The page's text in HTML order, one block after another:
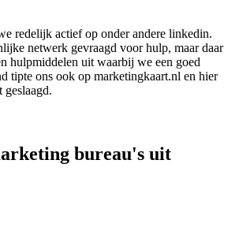
redelijk actief op onder andere linkedin.
netwerk gevraagd voor hulp, maar daar
hulpmiddelen uit waarbij we een goed
tipte ons ook op marketingkaart.nl en hier
bureau's uit